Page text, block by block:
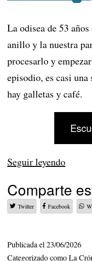
La odisea de 53
anillo y la nuestra
procesarlo y
episodio, es casi
hay galletas y café.
Seguir leyendo348
Nikis
en
Comparte
Twitter Facebook
Publicada el23/06/2026
Categorizado comoLa